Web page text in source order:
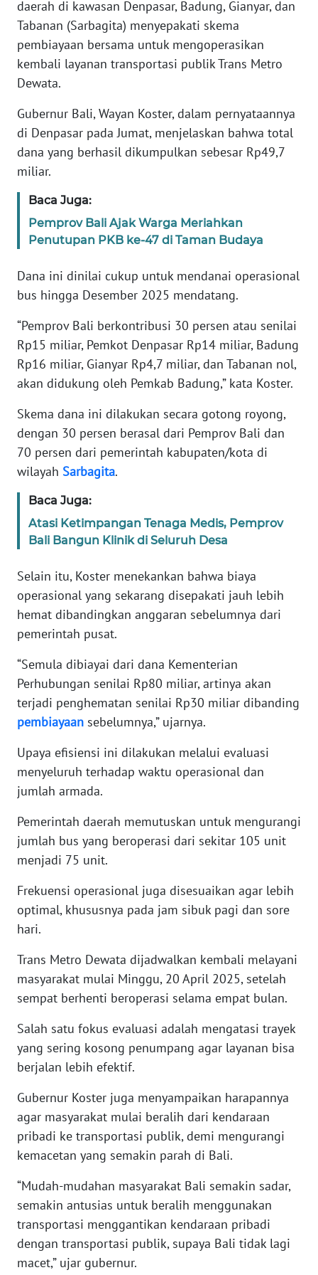
daerah di kawasan Denpasar, Badung, Gianyar, dan
Tabanan (Sarbagita) menyepakati skema
pembiayaan bersama untuk mengoperasikan
kembali layanan transportasi publik Trans Metro
Dewata.
Gubernur Bali, Wayan Koster, dalam pernyataannya
di Denpasar pada Jumat, menjelaskan bahwa total
dana yang berhasil dikumpulkan sebesar Rp49,7
miliar.
Baca Juga:
Pemprov Bali Ajak Warga Meriahkan
Penutupan PKB ke-47 di Taman Budaya
Dana ini dinilai cukup untuk mendanai operasional
bus hingga Desember 2025 mendatang.
“Pemprov Bali berkontribusi 30 persen atau senilai
Rp15 miliar, Pemkot Denpasar Rp14 miliar, Badung
Rp16 miliar, Gianyar Rp4,7 miliar, dan Tabanan nol,
akan didukung oleh Pemkab Badung,” kata Koster.
Skema dana ini dilakukan secara gotong royong,
dengan 30 persen berasal dari Pemprov Bali dan
70 persen dari pemerintah kabupaten/kota di
wilayah Sarbagita.
Baca Juga:
Atasi Ketimpangan Tenaga Medis, Pemprov
Bali Bangun Klinik di Seluruh Desa
Selain itu, Koster menekankan bahwa biaya
operasional yang sekarang disepakati jauh lebih
hemat dibandingkan anggaran sebelumnya dari
pemerintah pusat.
“Semula dibiayai dari dana Kementerian
Perhubungan senilai Rp80 miliar, artinya akan
terjadi penghematan senilai Rp30 miliar dibanding
pembiayaan sebelumnya,” ujarnya.
Upaya efisiensi ini dilakukan melalui evaluasi
menyeluruh terhadap waktu operasional dan
jumlah armada.
Pemerintah daerah memutuskan untuk mengurangi
jumlah bus yang beroperasi dari sekitar 105 unit
menjadi 75 unit.
Frekuensi operasional juga disesuaikan agar lebih
optimal, khususnya pada jam sibuk pagi dan sore
hari.
Trans Metro Dewata dijadwalkan kembali melayani
masyarakat mulai Minggu, 20 April 2025, setelah
sempat berhenti beroperasi selama empat bulan.
Salah satu fokus evaluasi adalah mengatasi trayek
yang sering kosong penumpang agar layanan bisa
berjalan lebih efektif.
Gubernur Koster juga menyampaikan harapannya
agar masyarakat mulai beralih dari kendaraan
pribadi ke transportasi publik, demi mengurangi
kemacetan yang semakin parah di Bali.
“Mudah-mudahan masyarakat Bali semakin sadar,
semakin antusias untuk beralih menggunakan
transportasi menggantikan kendaraan pribadi
dengan transportasi publik, supaya Bali tidak lagi
macet,” ujar gubernur.
REDAKSI
KARIR
DISCLAIMER
Wahana
News
Regional
SUMUT
WN
WN
WN
BANTEN
NTT
WN
KEPRI
WN
PAPUA
PAPUA
RIAU
WN
SERAMBI
WN
WN
SULTRA
WN
WN
SULTENG
SULBAR
WN
BABEL
WN
SUMBAR
WN
SUMSEL
WN
WN
LAMPUNG
WN
JATENG